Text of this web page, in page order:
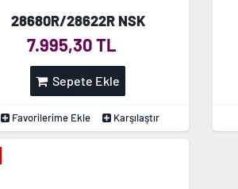
28680R/28622R NSK
7.995,30 TL
Sepete Ekle
Favorilerime Ekle Karşılaştır